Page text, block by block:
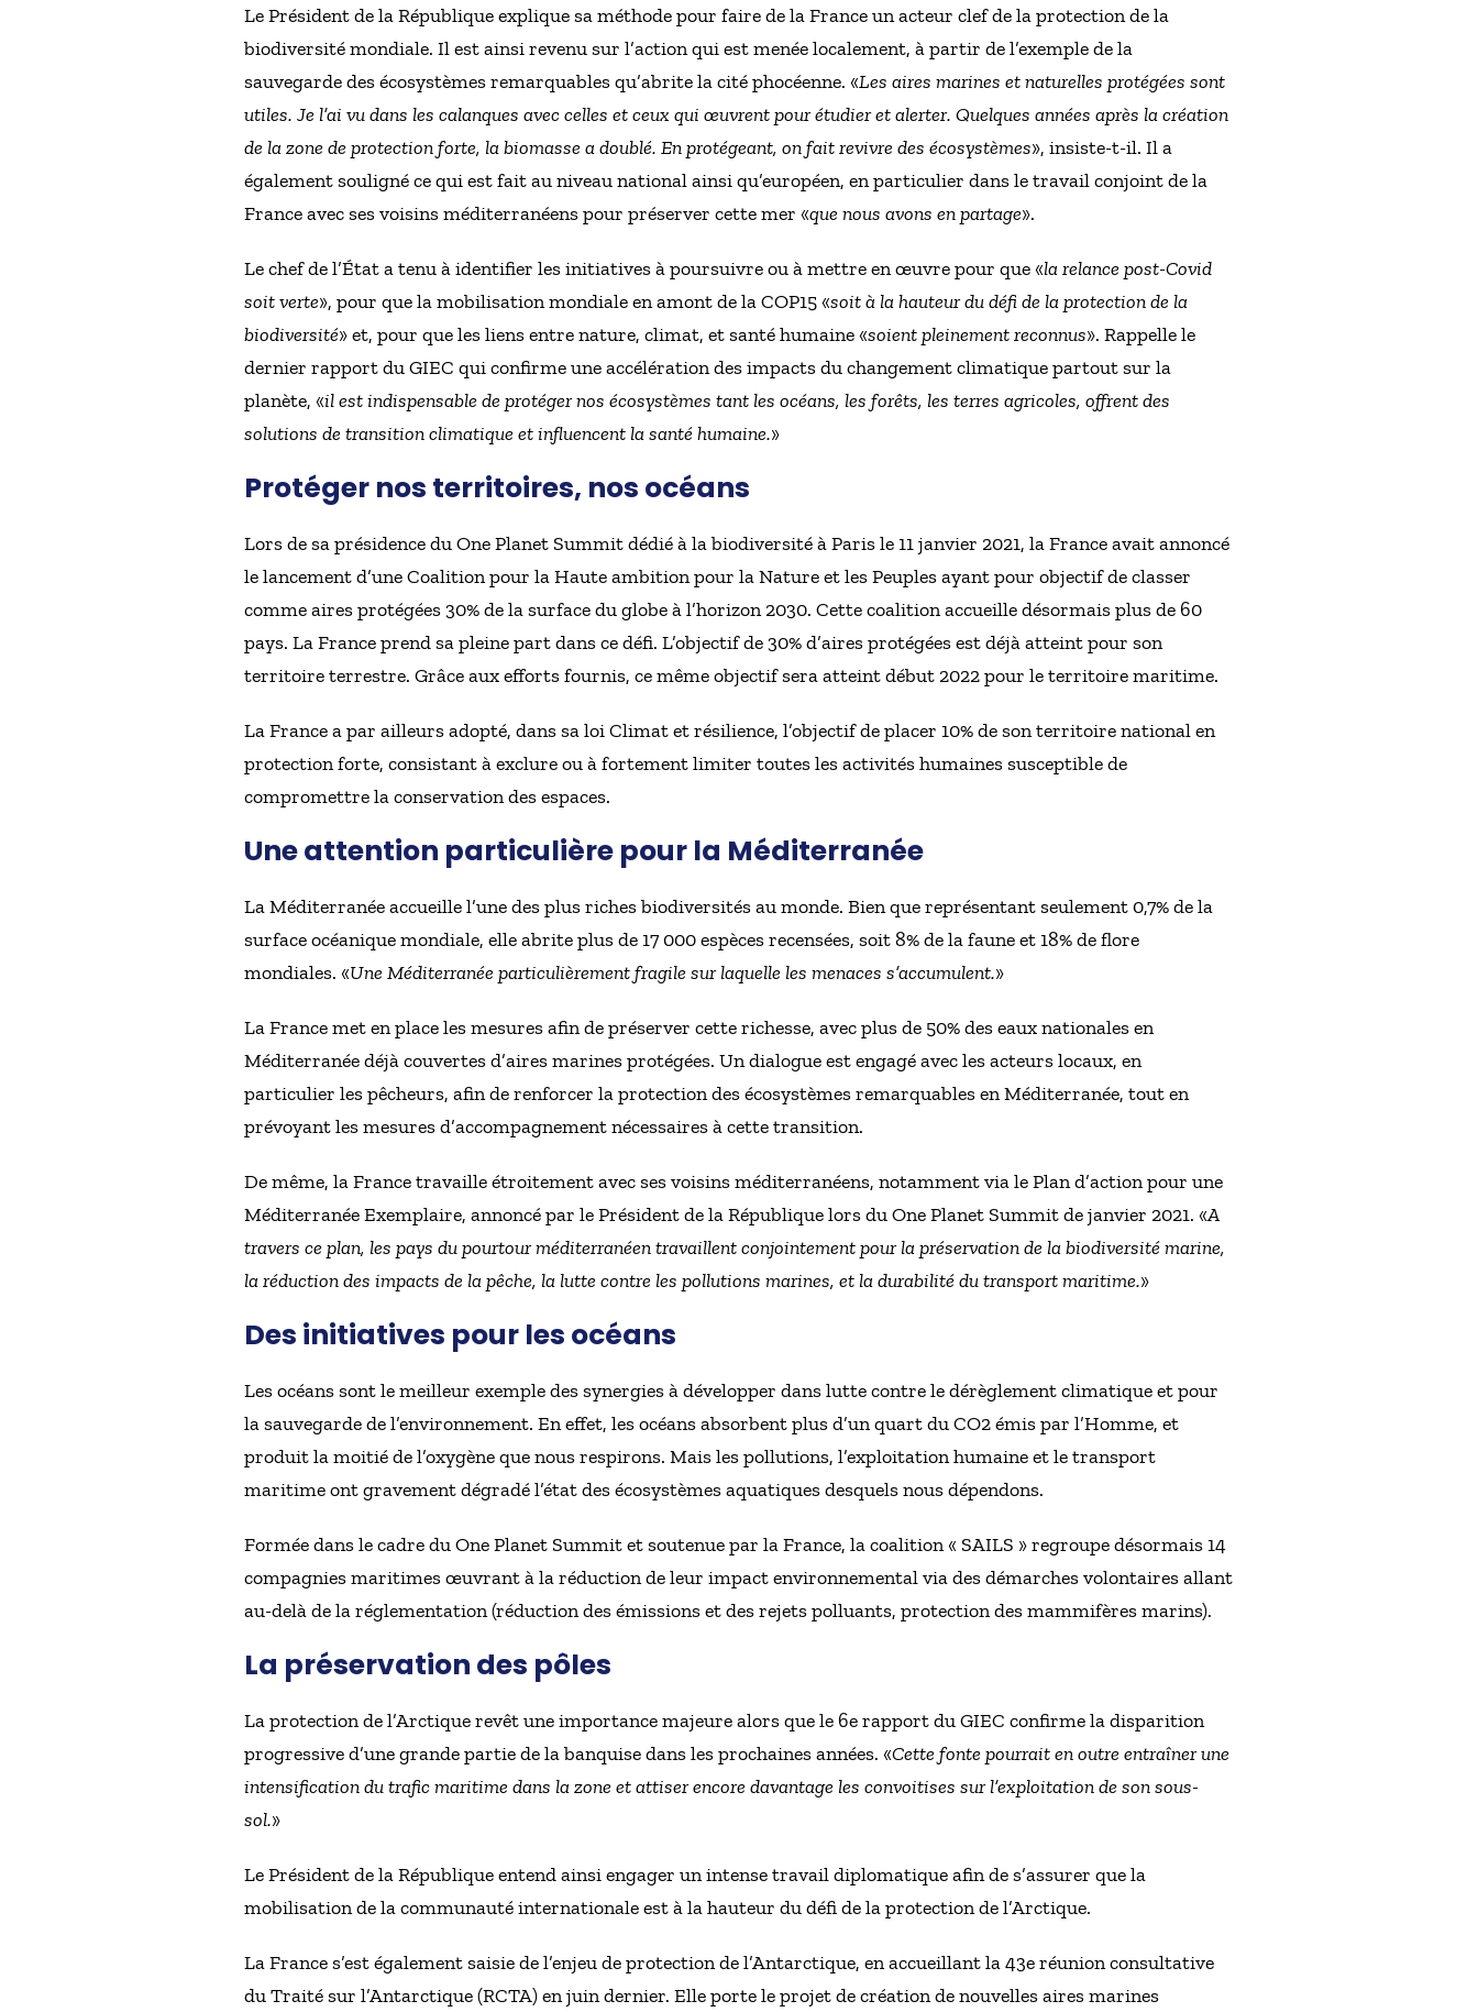
Le Président de la République explique sa méthode pour faire de la France un acteur clef de la protection de la
biodiversité mondiale. Il est ainsi revenu sur l’action qui est menée localement, à partir de l’exemple de la
sauvegarde des écosystèmes remarquables qu’abrite la cité phocéenne. «Les aires marines et naturelles protégées sont
utiles. Je l’ai vu dans les calanques avec celles et ceux qui œuvrent pour étudier et alerter. Quelques années après la création
de la zone de protection forte, la biomasse a doublé. En protégeant, on fait revivre des écosystèmes», insiste-t-il. Il a
également souligné ce qui est fait au niveau national ainsi qu’européen, en particulier dans le travail conjoint de la
France avec ses voisins méditerranéens pour préserver cette mer «que nous avons en partage».
Le chef de l’État a tenu à identifier les initiatives à poursuivre ou à mettre en œuvre pour que «la relance post-Covid
soit verte», pour que la mobilisation mondiale en amont de la COP15 «soit à la hauteur du défi de la protection de la
biodiversité» et, pour que les liens entre nature, climat, et santé humaine «soient pleinement reconnus». Rappelle le
dernier rapport du GIEC qui confirme une accélération des impacts du changement climatique partout sur la
planète, «il est indispensable de protéger nos écosystèmes tant les océans, les forêts, les terres agricoles, offrent des
solutions de transition climatique et influencent la santé humaine.»
Protéger nos territoires, nos océans
Lors de sa présidence du One Planet Summit dédié à la biodiversité à Paris le 11 janvier 2021, la France avait annoncé
le lancement d’une Coalition pour la Haute ambition pour la Nature et les Peuples ayant pour objectif de classer
comme aires protégées 30% de la surface du globe à l’horizon 2030. Cette coalition accueille désormais plus de 60
pays. La France prend sa pleine part dans ce défi. L’objectif de 30% d’aires protégées est déjà atteint pour son
territoire terrestre. Grâce aux efforts fournis, ce même objectif sera atteint début 2022 pour le territoire maritime.
La France a par ailleurs adopté, dans sa loi Climat et résilience, l’objectif de placer 10% de son territoire national en
protection forte, consistant à exclure ou à fortement limiter toutes les activités humaines susceptible de
compromettre la conservation des espaces.
Une attention particulière pour la Méditerranée
La Méditerranée accueille l’une des plus riches biodiversités au monde. Bien que représentant seulement 0,7% de la
surface océanique mondiale, elle abrite plus de 17 000 espèces recensées, soit 8% de la faune et 18% de flore
mondiales. «Une Méditerranée particulièrement fragile sur laquelle les menaces s’accumulent.»
La France met en place les mesures afin de préserver cette richesse, avec plus de 50% des eaux nationales en
Méditerranée déjà couvertes d’aires marines protégées. Un dialogue est engagé avec les acteurs locaux, en
particulier les pêcheurs, afin de renforcer la protection des écosystèmes remarquables en Méditerranée, tout en
prévoyant les mesures d’accompagnement nécessaires à cette transition.
De même, la France travaille étroitement avec ses voisins méditerranéens, notamment via le Plan d’action pour une
Méditerranée Exemplaire, annoncé par le Président de la République lors du One Planet Summit de janvier 2021. «A
travers ce plan, les pays du pourtour méditerranéen travaillent conjointement pour la préservation de la biodiversité marine,
la réduction des impacts de la pêche, la lutte contre les pollutions marines, et la durabilité du transport maritime.»
Des initiatives pour les océans
Les océans sont le meilleur exemple des synergies à développer dans lutte contre le dérèglement climatique et pour
la sauvegarde de l’environnement. En effet, les océans absorbent plus d’un quart du CO2 émis par l’Homme, et
produit la moitié de l’oxygène que nous respirons. Mais les pollutions, l’exploitation humaine et le transport
maritime ont gravement dégradé l’état des écosystèmes aquatiques desquels nous dépendons.
Formée dans le cadre du One Planet Summit et soutenue par la France, la coalition « SAILS » regroupe désormais 14
compagnies maritimes œuvrant à la réduction de leur impact environnemental via des démarches volontaires allant
au-delà de la réglementation (réduction des émissions et des rejets polluants, protection des mammifères marins).
La préservation des pôles
La protection de l’Arctique revêt une importance majeure alors que le 6e rapport du GIEC confirme la disparition
progressive d’une grande partie de la banquise dans les prochaines années. «Cette fonte pourrait en outre entraîner une
intensification du trafic maritime dans la zone et attiser encore davantage les convoitises sur l’exploitation de son sous-
sol.»
Le Président de la République entend ainsi engager un intense travail diplomatique afin de s’assurer que la
mobilisation de la communauté internationale est à la hauteur du défi de la protection de l’Arctique.
La France s’est également saisie de l’enjeu de protection de l’Antarctique, en accueillant la 43e réunion consultative
du Traité sur l’Antarctique (RCTA) en juin dernier. Elle porte le projet de création de nouvelles aires marines